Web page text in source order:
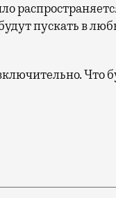
пускать в
Что